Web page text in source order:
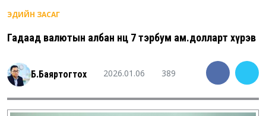
ЭДИЙН ЗАСАГ
Гадаад валютын албан нөөц 7 тэрбум ам.долларт хүрэв
Б.Баяртогтох 2026.01.06 389